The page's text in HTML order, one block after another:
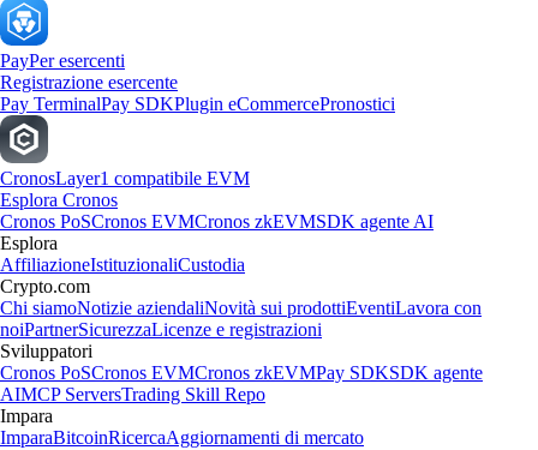
PayPer esercenti
Registrazione esercente
Pay TerminalPay SDKPlugin eCommercePronostici
CronosLayer1 compatibile EVM
Esplora Cronos
Cronos PoSCronos EVMCronos zkEVMSDK agente AI
Esplora
AffiliazioneIstituzionaliCustodia
Crypto.com
Chi siamoNotizie aziendaliNovità sui prodottiEventiLavora con
noiPartnerSicurezzaLicenze e registrazioni
Sviluppatori
Cronos PoSCronos EVMCronos zkEVMPay SDKSDK agente
AIMCP ServersTrading Skill Repo
Impara
ImparaBitcoinRicercaAggiornamenti di mercato